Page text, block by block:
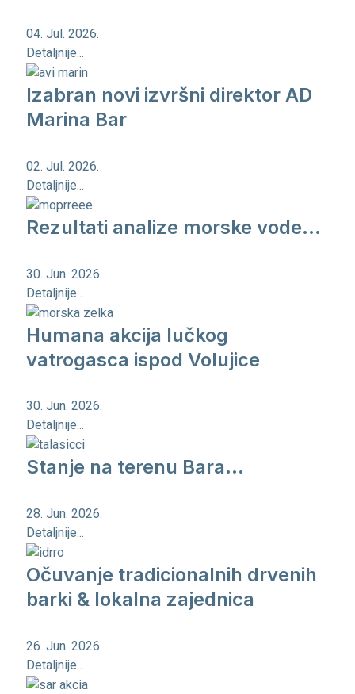
04. Jul. 2026.
Detaljnije...
Izabran novi izvršni direktor AD
Marina Bar
02. Jul. 2026.
Detaljnije...
Rezultati analize morske vode...
30. Jun. 2026.
Detaljnije...
Humana akcija lučkog
vatrogasca ispod Volujice
30. Jun. 2026.
Detaljnije...
Stanje na terenu Bara...
28. Jun. 2026.
Detaljnije...
Očuvanje tradicionalnih drvenih
barki & lokalna zajednica
26. Jun. 2026.
Detaljnije...